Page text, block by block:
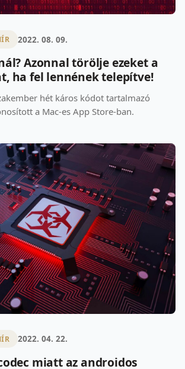
2022. 08. 09.
Azonnal törölje ezeket a
ha fel lennének telepítve!
hét káros kódot tartalmazó
a Mac-es App Store-ban.
2022. 04. 22.
miatt az androidos